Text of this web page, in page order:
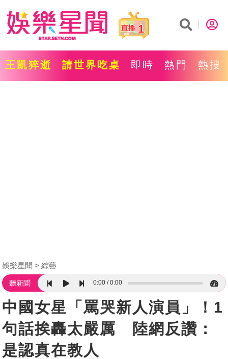
1
王凱猝逝 請世界吃桌 即時 熱門 熱搜
娛樂星聞 綜藝
聽新聞 0:00 0:00
中國女星「罵哭新人演員」！1
句話挨轟太嚴厲 陸網反讚：
是認真在教人